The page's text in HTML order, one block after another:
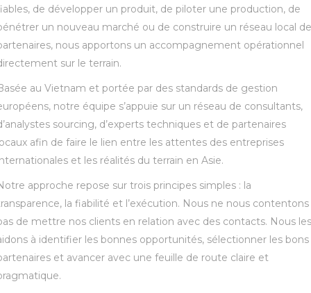
de développer un produit, de piloter une production, de
un nouveau marché ou de construire un réseau local de
nous apportons un accompagnement opérationnel
sur le terrain.
au Vietnam et portée par des standards de gestion
notre équipe s’appuie sur un réseau de consultants,
sourcing, d’experts techniques et de partenaires
afin de faire le lien entre les attentes des entreprises
et les réalités du terrain en Asie.
approche repose sur trois principes simples : la
la fiabilité et l’exécution. Nous ne nous contentons
de mettre nos clients en relation avec des contacts. Nous les
à identifier les bonnes opportunités, sélectionner les bons
et avancer avec une feuille de route claire et